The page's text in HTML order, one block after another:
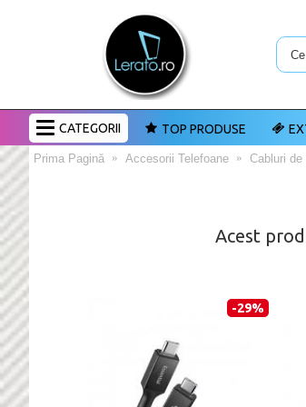
CATEGORII TOP PRODUSE
Prima Pagină Accesorii Telefoane Cabluri de
Acest
-29%